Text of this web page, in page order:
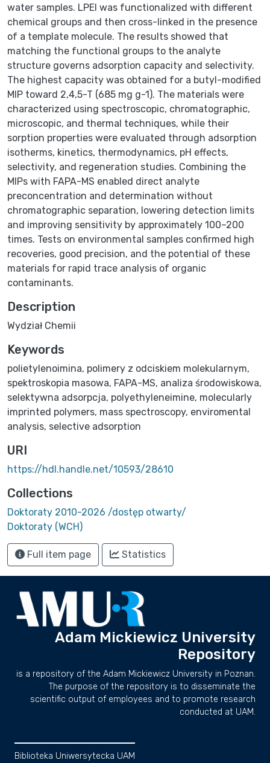
water samples. LPEI was functionalized with different
chemical groups and then cross-linked in the presence
of a template molecule. The results showed that
matching the functional groups to the analyte
structure governs adsorption capacity and selectivity.
The highest capacity was obtained for a butyl-modified
MIP toward 2,4,5-T (685 mg g-1). The materials were
characterized using spectroscopic, chromatographic,
microscopic, and thermal techniques, while their
sorption properties were evaluated through adsorption
isotherms, kinetics, thermodynamics, pH effects,
selectivity, and regeneration studies. Combining the
MIPs with FAPA-MS enabled direct analyte
preconcentration and determination without
chromatographic separation, lowering detection limits
and improving sensitivity by approximately 100–200
times. Tests on environmental samples confirmed high
recoveries, good precision, and the potential of these
materials for rapid trace analysis of organic
contaminants.
Description
Wydział Chemii
Keywords
polietylenoimina, polimery z odciskiem molekularnym,
spektroskopia masowa, FAPA-MS, analiza środowiskowa,
selektywna adsorpcja, polyethyleneimine, molecularly
imprinted polymers, mass spectroscopy, enviromental
analysis, selective adsorption
URI
https://hdl.handle.net/10593/28610
Collections
Doktoraty 2010-2026 /dostęp otwarty/
Doktoraty (WCH)
Full item page Statistics
Adam Mickiewicz University
Repository
is a repository of the Adam Mickiewicz University in Poznan.
The purpose of the repository is to disseminate the
scientific output of employees and to promote research
conducted at UAM.
Biblioteka Uniwersytecka UAM